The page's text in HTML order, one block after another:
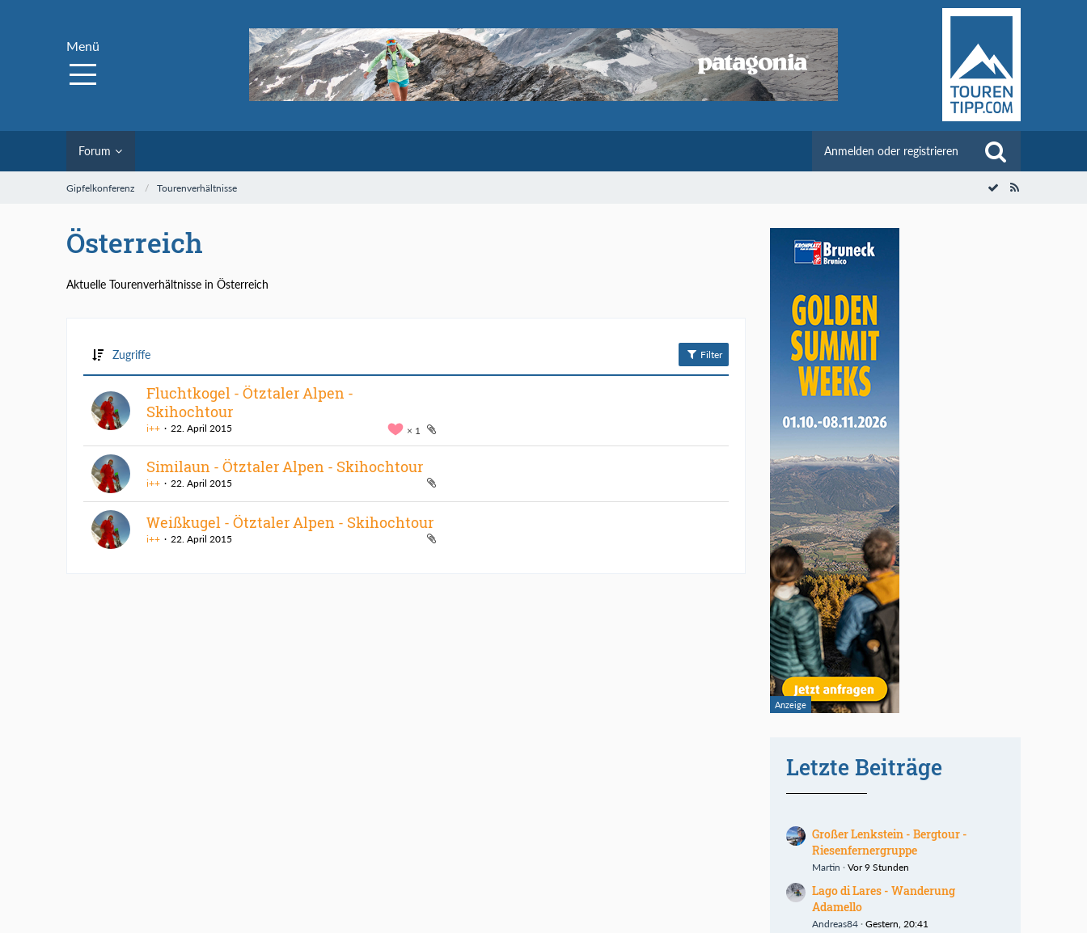
Menü
Forum Anmelden oder registrieren
Gipfelkonferenz Tourenverhältnisse
Österreich
Aktuelle Tourenverhältnisse in Österreich
Zugriffe Filter
Fluchtkogel - Ötztaler Alpen -
Skihochtour
1
i++ 22. April 2015
Similaun - Ötztaler Alpen - Skihochtour
i++ 22. April 2015
Weißkugel - Ötztaler Alpen - Skihochtour
i++ 22. April 2015
Letzte Beiträge
Großer Lenkstein - Bergtour -
Riesenfernergruppe
Martin Vor 9 Stunden
Lago di Lares - Wanderung
Adamello
Andreas84 Gestern, 20:41